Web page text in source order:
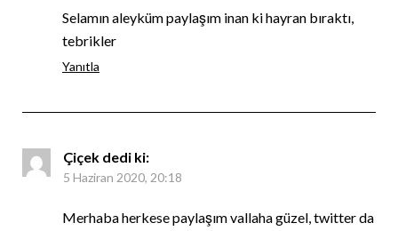
Selamın aleyküm paylaşım inan ki hayran bıraktı,
tebrikler
Yanıtla
Çiçek dedi ki:
5 Haziran 2020, 20:18
Merhaba herkese paylaşım vallaha güzel, twitter da